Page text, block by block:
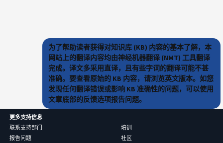
为了帮助读者获得对知识库 (KB) 内容的基本了解，本
网站上的翻译内容均由神经机器翻译 (NMT) 工具翻译
完成。译文多采用直译，且有些字词的翻译可能不甚
准确。要查看原始的 KB 内容，请浏览英文版本。如您
发现任何翻译错误或影响 KB 准确性的问题，可以使用
文章底部的反馈选项报告问题。
更多支持信息
联系支持部门
报告问题
培训
社区